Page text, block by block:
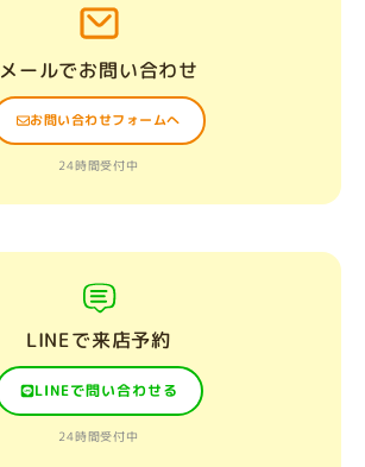
メールでお問い合わせ
お問い合わせフォームへ
24時間受付中
LINEで来店予約
LINEで問い合わせる
24時間受付中